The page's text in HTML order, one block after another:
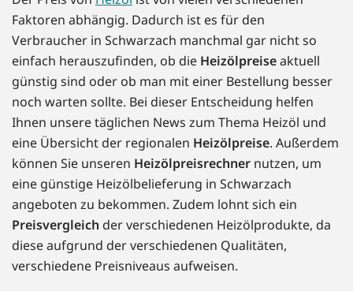
Faktoren abhängig. Dadurch ist es für den
Verbraucher in Schwarzach manchmal gar nicht so
einfach herauszufinden, ob die Heizölpreiseaktuell
günstig sind oder ob man mit einer Bestellung besser
noch warten sollte. Bei dieser Entscheidung helfen
Ihnen unsere täglichen News zum Thema Heizöl und
eine Übersicht der regionalen Heizölpreise. Außerdem
können Sie unseren Heizölpreisrechner nutzen, um
eine günstige Heizölbelieferung in Schwarzach
angeboten zu bekommen. Zudem lohnt sich ein
Preisvergleich der verschiedenen Heizölprodukte, da
diese aufgrund der verschiedenen Qualitäten,
verschiedene Preisniveaus aufweisen.